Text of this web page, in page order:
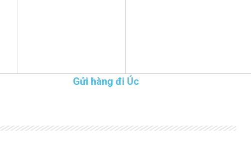
Gửi hàng đi Úc